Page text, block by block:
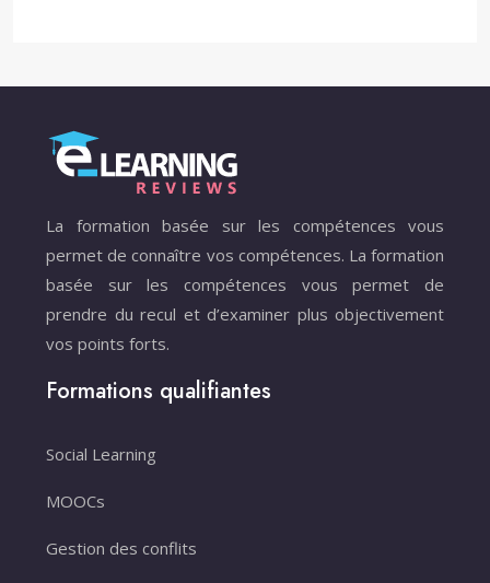
La formation basée sur les compétences vous
permet de connaître vos compétences. La formation
basée sur les compétences vous permet de
prendre du recul et d’examiner plus objectivement
vos points forts.
Formations qualifiantes
Social Learning
MOOCs
Gestion des conflits